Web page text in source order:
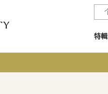
特輯